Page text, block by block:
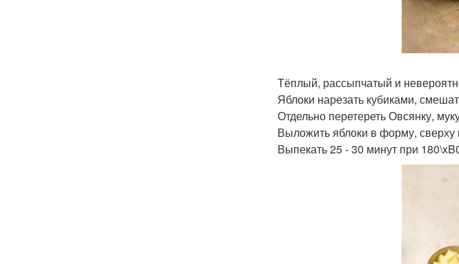
Тёплый, рассыпчатый и
Яблоки нарезать кубиками,
Отдельно перетереть Овсянку,
Выложить яблоки в форму, сверху
Выпекать 25 - 30 минут при